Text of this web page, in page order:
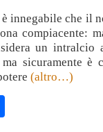
innegabile che il
compiacente:
un intralcio
sicuramente è
(altro…)